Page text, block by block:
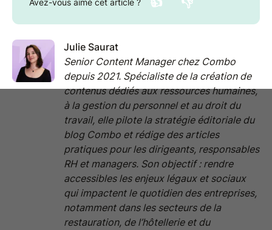
Avez-vous aimé cet article ?
Julie Saurat
Senior Content Manager chez Combo
depuis 2021. Spécialiste de la création de
contenus dédiés aux ressources humaines,
à la gestion du personnel et au droit du
travail, elle pilote la stratégie éditoriale du
blog Combo et rédige des articles
pratiques pour les dirigeants, responsables
RH et managers. Son objectif : rendre
accessibles les enjeux légaux et sociaux
qui impactent le quotidien des entreprises,
notamment dans les secteurs de la
restauration, de l’hôtellerie et du